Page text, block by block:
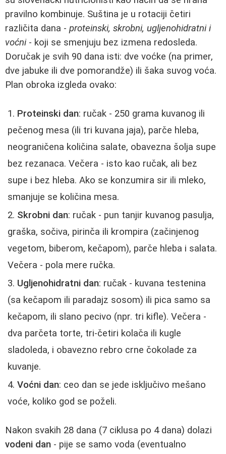
pravilno kombinuje. Suština je u rotaciji četiri
različita dana - proteinski, skrobni, ugljenohidratni i
voćni- koji se smenjuju bez izmena redosleda.
Doručak je svih 90 dana isti: dve voćke (na primer,
dve jabuke ili dve pomorandže) ili šaka suvog voća.
Plan obroka izgleda ovako:
Proteinski dan: ručak - 250 grama kuvanog ili
pečenog mesa (ili tri kuvana jaja), parče hleba,
neograničena količina salate, obavezna šolja supe
bez rezanaca. Večera - isto kao ručak, ali bez
supe i bez hleba. Ako se konzumira sir ili mleko,
smanjuje se količina mesa.
Skrobni dan: ručak - pun tanjir kuvanog pasulja,
graška, sočiva, pirinča ili krompira (začinjenog
vegetom, biberom, kečapom), parče hleba i salata.
Večera - pola mere ručka.
Ugljenohidratni dan: ručak - kuvana testenina
(sa kečapom ili paradajz sosom) ili pica samo sa
kečapom, ili slano pecivo (npr. tri kifle). Večera -
dva parčeta torte, tri‑četiri kolača ili kugle
sladoleda, i obavezno rebro crne čokolade za
kuvanje.
Voćni dan: ceo dan se jede isključivo mešano
voće, koliko god se poželi.
Nakon svakih 28 dana (7 ciklusa po 4 dana) dolazi
vodeni dan - pije se samo voda (eventualno